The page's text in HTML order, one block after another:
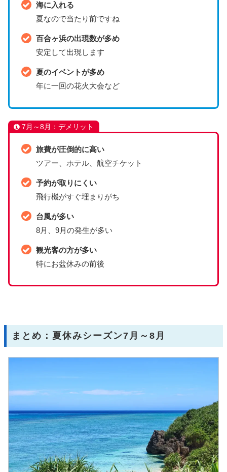
海に入れる
夏なので当たり前ですね
百合ヶ浜の出現数が多め
安定して出現します
夏のイベントが多め
年に一回の花火大会など
7月～8月：デメリット
旅費が圧倒的に高い
ツアー、ホテル、航空チケット
予約が取りにくい
飛行機がすぐ埋まりがち
台風が多い
8月、9月の発生が多い
観光客の方が多い
特にお盆休みの前後
まとめ：夏休みシーズン7月～8月